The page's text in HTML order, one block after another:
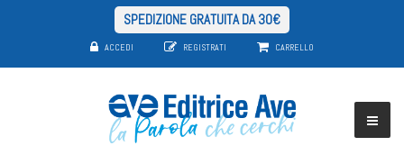
SPEDIZIONE GRATUITA DA 30€
ACCEDI REGISTRATI CARRELLO